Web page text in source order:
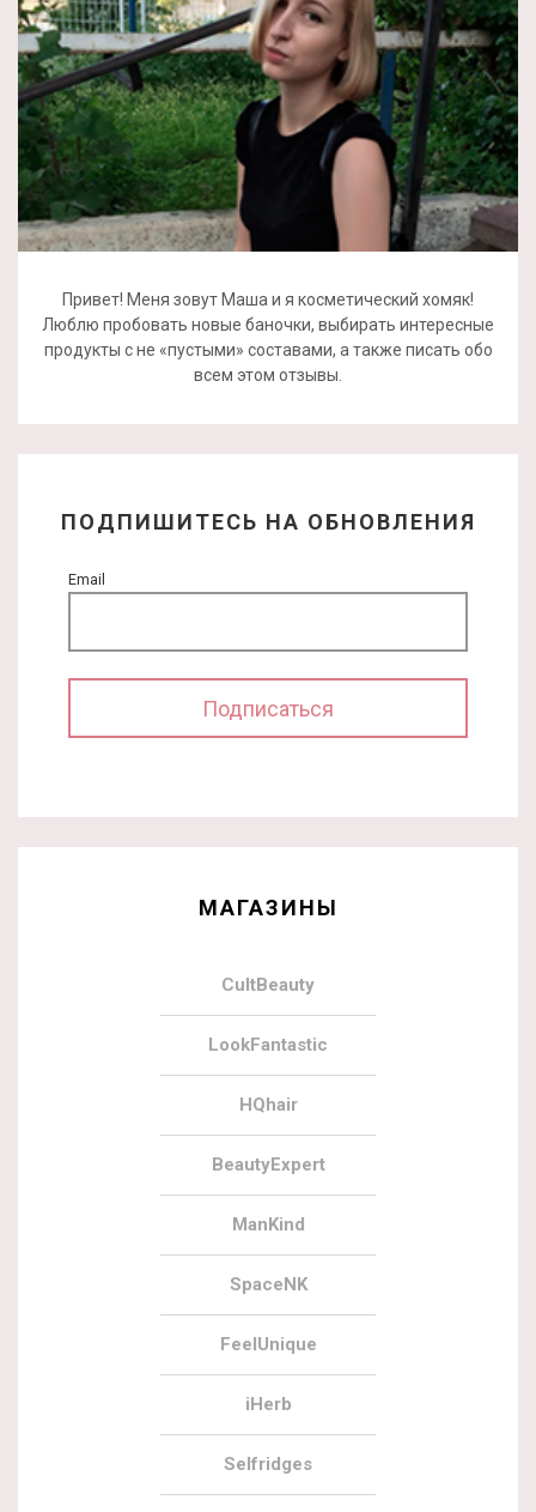
Привет! Меня зовут Маша и я косметический хомяк!
Люблю пробовать новые баночки, выбирать интересные
продукты с не «пустыми» составами, а также писать обо
всем этом отзывы.
ПОДПИШИТЕСЬ НА ОБНОВЛЕНИЯ
Email
МАГАЗИНЫ
CultBeauty
LookFantastic
HQhair
BeautyExpert
ManKind
SpaceNK
FeelUnique
iHerb
Selfridges